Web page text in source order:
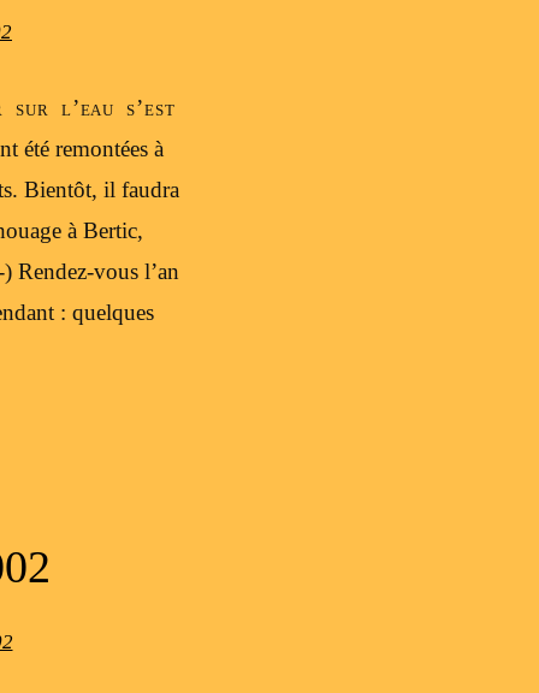
l’eau s’est
été remontées à
Bientôt, il faudra
à Bertic,
Rendez-vous l’an
: quelques